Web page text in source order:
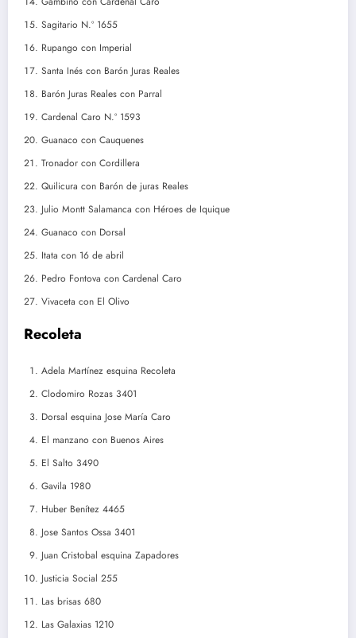
Sagitario N.º 1655
Rupango con Imperial
Santa Inés con Barón Juras Reales
Barón Juras Reales con Parral
Cardenal Caro N.º 1593
Guanaco con Cauquenes
Tronador con Cordillera
Quilicura con Barón de juras Reales
Julio Montt Salamanca con Héroes de Iquique
Guanaco con Dorsal
Itata con 16 de abril
Pedro Fontova con Cardenal Caro
Vivaceta con El Olivo
Recoleta
Adela Martínez esquina Recoleta
Clodomiro Rozas 3401
Dorsal esquina Jose María Caro
El manzano con Buenos Aires
El Salto 3490
Gavila 1980
Huber Benítez 4465
Jose Santos Ossa 3401
Juan Cristobal esquina Zapadores
Justicia Social 255
Las brisas 680
Las Galaxias 1210